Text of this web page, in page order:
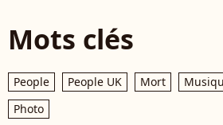
Mots clés
People People UK Mort
Photo